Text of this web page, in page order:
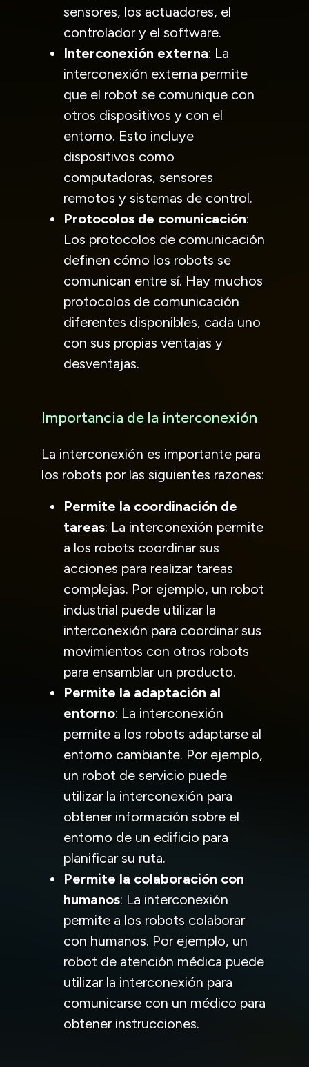
sensores, los actuadores, el
controlador y el software.
Interconexión externa: La
interconexión externa permite
que el robot se comunique con
otros dispositivos y con el
entorno. Esto incluye
dispositivos como
computadoras, sensores
remotos y sistemas de control.
Protocolos de comunicación:
Los protocolos de comunicación
definen cómo los robots se
comunican entre sí. Hay muchos
protocolos de comunicación
diferentes disponibles, cada uno
con sus propias ventajas y
desventajas.
Importancia de la interconexión
La interconexión es importante para
los robots por las siguientes razones:
Permite la coordinación de
tareas: La interconexión permite
a los robots coordinar sus
acciones para realizar tareas
complejas. Por ejemplo, un robot
industrial puede utilizar la
interconexión para coordinar sus
movimientos con otros robots
para ensamblar un producto.
Permite la adaptación al
entorno: La interconexión
permite a los robots adaptarse al
entorno cambiante. Por ejemplo,
un robot de servicio puede
utilizar la interconexión para
obtener información sobre el
entorno de un edificio para
planificar su ruta.
Permite la colaboración con
humanos: La interconexión
permite a los robots colaborar
con humanos. Por ejemplo, un
robot de atención médica puede
utilizar la interconexión para
comunicarse con un médico para
obtener instrucciones.